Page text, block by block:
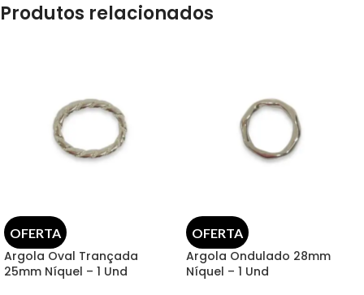
Produtos relacionados
OFERTA
Argola Oval Trançada
25mm Níquel – 1 Und
OFERTA
Argola Ondulado 28mm
Níquel – 1 Und